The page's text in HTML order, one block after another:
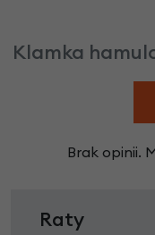
Klamka
Brak opinii.
Raty